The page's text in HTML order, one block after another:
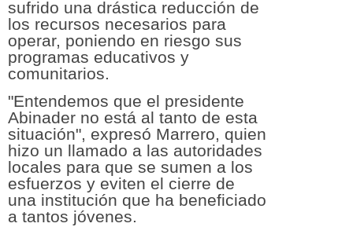
sufrido una drástica reducción de
los recursos necesarios para
operar, poniendo en riesgo sus
programas educativos y
comunitarios.
"Entendemos que el presidente
Abinader no está al tanto de esta
situación", expresó Marrero, quien
hizo un llamado a las autoridades
locales para que se sumen a los
esfuerzos y eviten el cierre de
una institución que ha beneficiado
a tantos jóvenes.